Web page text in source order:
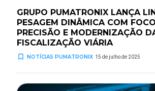
GRUPO PUMATRONIX LANÇA
PESAGEM DINÂMICA COM
PRECISÃO E MODERNIZAÇÃO
FISCALIZAÇÃO VIÁRIA
turned_in_not NOTÍCIAS PUMATRONIX 15 de julho de 2025